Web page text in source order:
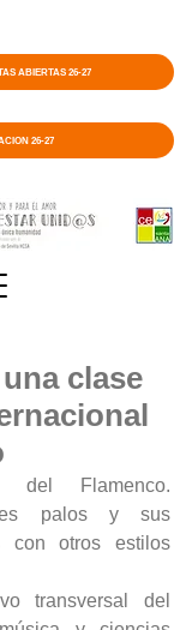
26-27
ABIERTAS 26-27
clase
del Flamenco.
palos y sus
con otros estilos
transversal del